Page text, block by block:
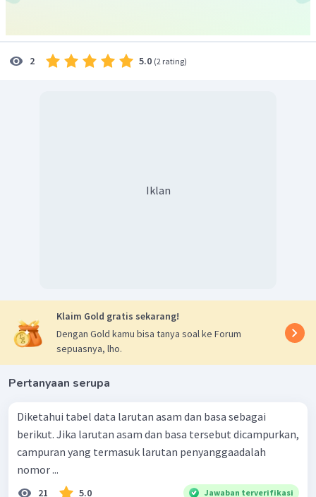
2 5.0 (2 rating)
Iklan
Klaim Gold gratis sekarang!
Dengan Gold kamu bisa tanya soal ke Forum
sepuasnya, lho.
Pertanyaan serupa
Diketahui tabel data larutan asam dan basa sebagai
berikut. Jika larutan asam dan basa tersebut dicampurkan,
campuran yang termasuk larutan penyanggaadalah
nomor ...
21 5.0 Jawaban terverifikasi